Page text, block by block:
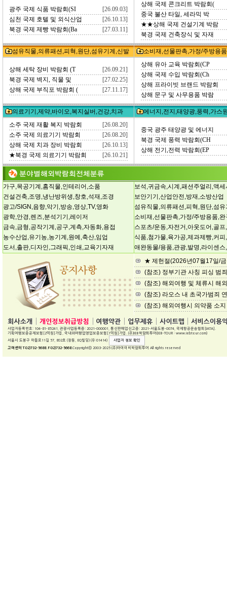
광주 국제 식품 박람회(SI
[26.09.03]
심천 국제 호텔 및 외식산업
[26.10.13]
북경 국제 제빵 박람회(Ba
[27.03.11]
상해 국제 콘크리트 박람회(
중국 불산 타일, 세라믹 박
★★상해 국제 건설기계 박람
북경 국제 건축장식 및 자재
섬유직물,의류패션,피혁,원단,섬유기계,신발 소비재,선물판촉,가정/주방용
상해 세탁 장비 박람회 (T
[26.09.21]
북경 국제 벽지, 직물 및
[27.02.25]
상해 국제 부직포 박람회 (
[27.11.17]
상해 유아 교육 박람회(CP
상해 국제 수입 박람회(Ch
상해 프라이빗 브랜드 박람회
상해 문구 및 사무용품 박람
의료기기,제약,바이오,복지실버,건강,치과
에너지,전지,태양광,풍력,가스
소주 국제 재활 복지 박람회
[26.08.20]
소주 국제 의료기기 박람회
[26.08.20]
상해 국제 치과 장비 박람회
[26.10.13]
★북경 국제 의료기기 박람회
[26.10.21]
중국 광주 태양광 및 에너지
북경 국제 풍력 박람회(CH
상해 전기,전력 박람회(EP
가구,목공기계,홈직물,인테리어,소품
건설건축,조명,냉난방위생,창호,석재,조경
광고/SIGN,음향,악기,방송,영상,TV,영화
광학,안경,렌즈,분석기기,레이저
금속,금형,공작기계,공구,계측,자동화,용접
농수산업,유기농,농기계,원예,축산,임업
도서,출판,디자인,그래픽,인쇄,교육기자재
보석,귀금속,시계,패션주얼리,액세
보안기기,산업안전,방재,소방산업
섬유직물,의류패션,피혁,원단,섬
소비재,선물판촉,가정/주방용품,
스포츠/운동,자전거,아웃도어,골프
식품,첨가물,육가공,제과제빵,커피
애완동물/용품,관광,발명,라이센스
★ 제헌절(2026년07월17일/
(참조) 정부기관 사칭 피싱 범
(참조) 해외여행 및 체류시 해
(참조) 라오스 내 초국가범죄
(참조) 해외여행시 의약품 소
사업자등록번호: 104-81-85241, 관광사업등록증: 2021-000001, 통신판매업신고증: 2021-서울도봉-0074, 국제항공운송협회[IATA].
기획여행보증공제보험[2억원]가입, 국내외여행업영업보증보험[1억원]가입. (주)IEB박람회투어(IEB-TOUR : www.iebtour.com)
서울시 도봉구 마들로11길 57, 802호 (창동, EQ빌딩) (우:01414)
사업자 정보 확인
고객센터 T:02)732-5688. F:02)732-5668.Copyrightⓒ 2003-2025 (주)아이이비박람회투어 All rights reserved